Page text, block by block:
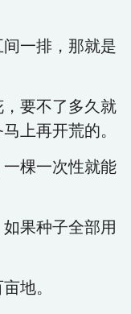
一排，那就是
要不了多久就
上再开荒的。
棵一次性就能
果种子全部用
地。